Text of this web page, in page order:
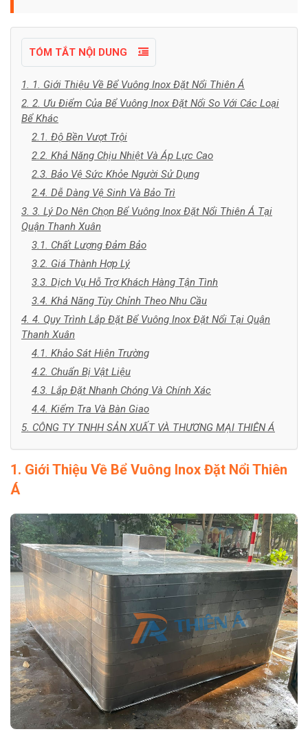
TÓM TẮT NỘI DUNG
1. 1. Giới Thiệu Về Bể Vuông Inox Đặt Nổi Thiên Á
2. 2. Ưu Điểm Của Bể Vuông Inox Đặt Nổi So Với Các Loại
Bể Khác
2.1. Độ Bền Vượt Trội
2.2. Khả Năng Chịu Nhiệt Và Áp Lực Cao
2.3. Bảo Vệ Sức Khỏe Người Sử Dụng
2.4. Dễ Dàng Vệ Sinh Và Bảo Trì
3. 3. Lý Do Nên Chọn Bể Vuông Inox Đặt Nổi Thiên Á Tại
Quận Thanh Xuân
3.1. Chất Lượng Đảm Bảo
3.2. Giá Thành Hợp Lý
3.3. Dịch Vụ Hỗ Trợ Khách Hàng Tận Tình
3.4. Khả Năng Tùy Chỉnh Theo Nhu Cầu
4. 4. Quy Trình Lắp Đặt Bể Vuông Inox Đặt Nổi Tại Quận
Thanh Xuân
4.1. Khảo Sát Hiện Trường
4.2. Chuẩn Bị Vật Liệu
4.3. Lắp Đặt Nhanh Chóng Và Chính Xác
4.4. Kiểm Tra Và Bàn Giao
5. CÔNG TY TNHH SẢN XUẤT VÀ THƯƠNG MẠI THIÊN Á
1. Giới Thiệu Về Bể Vuông Inox Đặt Nổi Thiên
Á